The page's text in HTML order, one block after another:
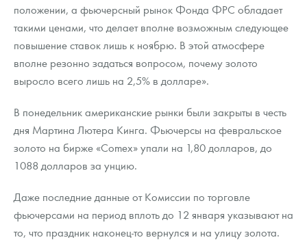
положении, а фьючерсный рынок Фонда ФРС обладает
такими ценами, что делает вполне возможным следующее
повышение ставок лишь к ноябрю. В этой атмосфере
вполне резонно задаться вопросом, почему золото
выросло всего лишь на 2,5% в долларе».
В понедельник американские рынки были закрыты в честь
дня Мартина Лютера Кинга. Фьючерсы на февральское
золото на бирже «Comex» упали на 1,80 долларов, до
1088 долларов за унцию.
Даже последние данные от Комиссии по торговле
фьючерсами на период вплоть до 12 января указывают на
то, что праздник наконец-то вернулся и на улицу золота.